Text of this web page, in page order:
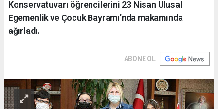
Konservatuvarı öğrencilerini 23 Nisan Ulusal
Egemenlik ve Çocuk Bayramı’nda makamında
ağırladı.
ABONE OL